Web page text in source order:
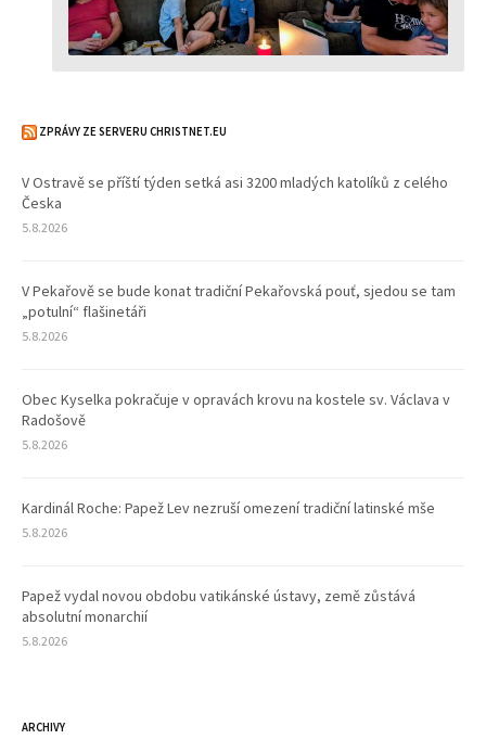
ZPRÁVY ZE SERVERU CHRISTNET.EU
V Ostravě se příští týden setká asi 3200 mladých katolíků z celého
Česka
5.8.2026
V Pekařově se bude konat tradiční Pekařovská pouť, sjedou se tam
„potulní“ flašinetáři
5.8.2026
Obec Kyselka pokračuje v opravách krovu na kostele sv. Václava v
Radošově
5.8.2026
Kardinál Roche: Papež Lev nezruší omezení tradiční latinské mše
5.8.2026
Papež vydal novou obdobu vatikánské ústavy, země zůstává
absolutní monarchií
5.8.2026
ARCHIVY